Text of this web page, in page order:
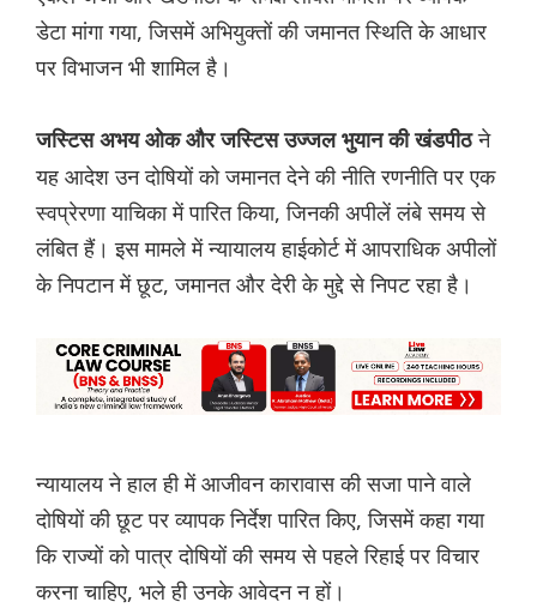
डेटा मांगा गया, जिसमें अभियुक्तों की जमानत स्थिति के आधार
पर विभाजन भी शामिल है।
जस्टिस अभय ओक और जस्टिस उज्जल भुयान की खंडपीठने
यह आदेश उन दोषियों को जमानत देने की नीति रणनीति पर एक
स्वप्रेरणा याचिका में पारित किया, जिनकी अपीलें लंबे समय से
लंबित हैं। इस मामले में न्यायालय हाईकोर्ट में आपराधिक अपीलों
के निपटान में छूट, जमानत और देरी के मुद्दे से निपट रहा है।
न्यायालय ने हाल ही में आजीवन कारावास की सजा पाने वाले
दोषियों की छूट पर व्यापक निर्देश पारित किए, जिसमें कहा गया
कि राज्यों को पात्र दोषियों की समय से पहले रिहाई पर विचार
करना चाहिए, भले ही उनके आवेदन न हों।